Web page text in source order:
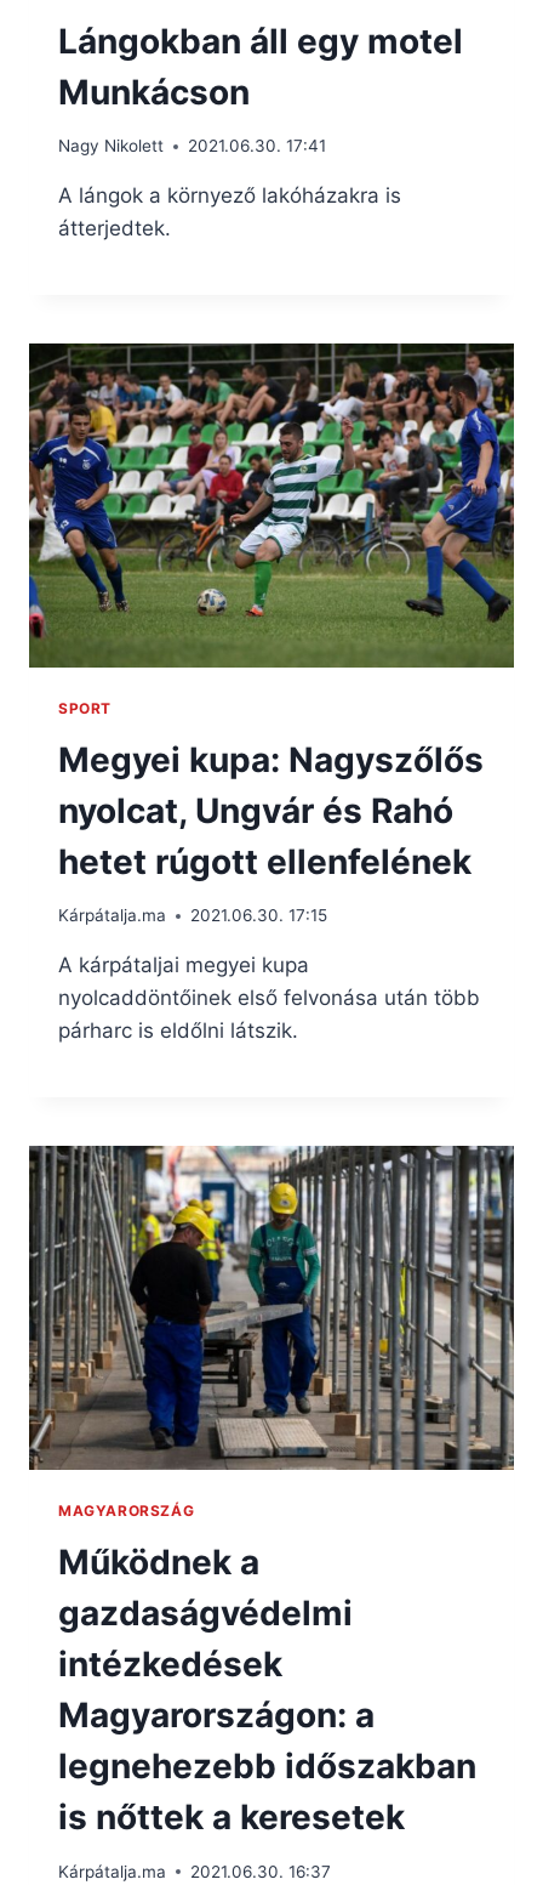
Lángokban áll egy motel
Munkácson
Nagy Nikolett 2021.06.30. 17:41
A lángok a környező lakóházakra is
átterjedtek.
SPORT
Megyei kupa: Nagyszőlős
nyolcat, Ungvár és Rahó
hetet rúgott ellenfelének
Kárpátalja.ma 2021.06.30. 17:15
A kárpátaljai megyei kupa
nyolcaddöntőinek első felvonása után több
párharc is eldőlni látszik.
MAGYARORSZÁG
Működnek a
gazdaságvédelmi
intézkedések
Magyarországon: a
legnehezebb időszakban
is nőttek a keresetek
Kárpátalja.ma 2021.06.30. 16:37